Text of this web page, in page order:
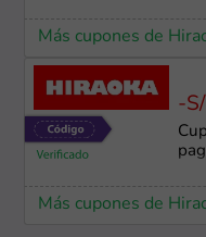
Más cupones de
-
Más cupones de